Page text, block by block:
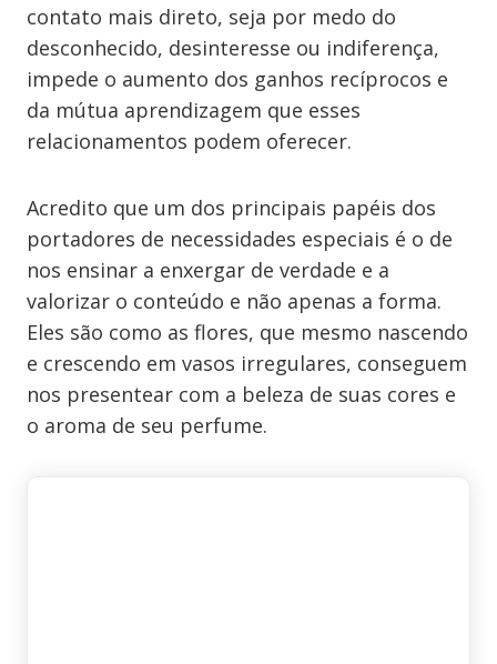
contato mais direto, seja por medo do
desconhecido, desinteresse ou indiferença,
impede o aumento dos ganhos recíprocos e
da mútua aprendizagem que esses
relacionamentos podem oferecer.
Acredito que um dos principais papéis dos
portadores de necessidades especiais é o de
nos ensinar a enxergar de verdade e a
valorizar o conteúdo e não apenas a forma.
Eles são como as flores, que mesmo nascendo
e crescendo em vasos irregulares, conseguem
nos presentear com a beleza de suas cores e
o aroma de seu perfume.